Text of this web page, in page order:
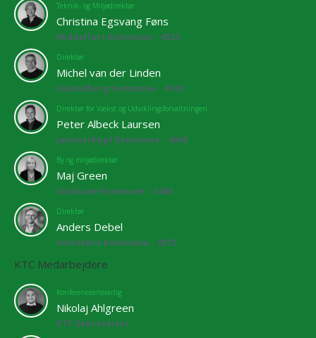
Teknik- og Miljødirektør
Christina Egsvang Føns
Middelfart Kommune - 4525
Direktør
Michel van der Linden
Kalundborg Kommune - 4108
Direktør for Vækst og Udviklingsforvaltningen
Peter Albeck Laursen
Jammerbugt Kommune - 4068
By og miljødirektør
Maj Green
Gladsaxe Kommune - 3460
Direktør
Anders Debel
Holstebro Kommune - 3872
KTC Medarbejdere
Konferenceansvarlig
Nikolaj Ahlgreen
KTC Sekretariat